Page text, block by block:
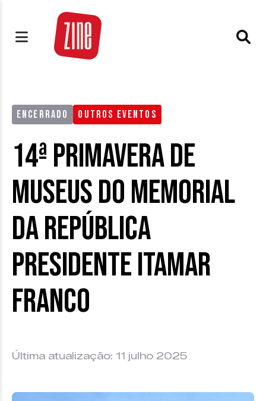
ENCERRADO OUTROS EVENTOS
14ª Primavera de
Museus do Memorial
da República
Presidente Itamar
Franco
Última atualização: 11 julho 2025